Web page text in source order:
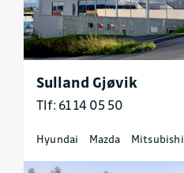
Sulland Gjøvik
Tlf: 61 14 05 50
Hyundai Mazda Mitsubishi